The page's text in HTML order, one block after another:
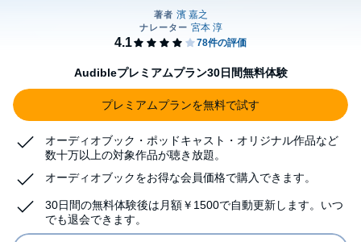
Audibleプレミアムプラン30日間無料体験
プレミアムプランを無料で試す
オーディオブック・ポッドキャスト・オリジナル作品など
数十万以上の対象作品が聴き放題。
オーディオブックをお得な会員価格で購入できます。
30日間の無料体験後は月額￥1500で自動更新します。いつ
でも退会できます。